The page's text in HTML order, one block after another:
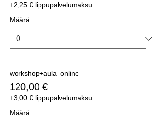
+2,25 € lippupalvelumaksu
Määrä
workshop+aula_online
120,00 €
+3,00 € lippupalvelumaksu
Määrä